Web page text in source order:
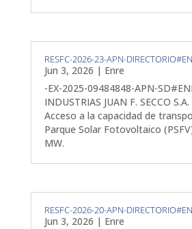
RESFC-2026-23-APN-
Jun 3, 2026 | Enre
-EX-2025-09484848-APN-
INDUSTRIAS JUAN F. SECCO
Acceso a la capacidad de
Parque Solar Fotovoltaico
MW.
RESFC-2026-20-APN-
Jun 3, 2026 | Enre